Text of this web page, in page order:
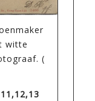
witte
(